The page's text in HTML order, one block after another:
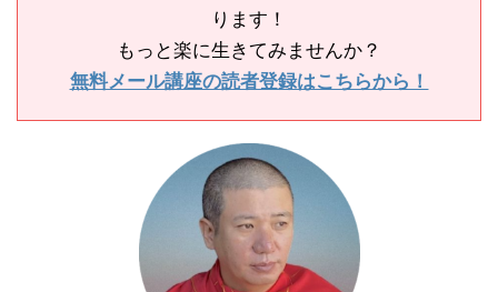
ります！
もっと楽に生きてみませんか？
無料メール講座の読者登録はこちらから！